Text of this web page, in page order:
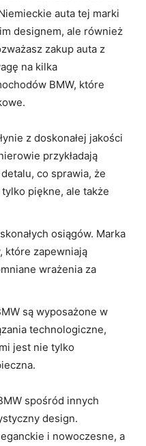
auta tej marki
designem, ale również
zakup auta z⁢
na kilka
BMW, które
z doskonałej jakości
przykładają
co sprawia, że
piękne, ale także
osiągów. Marka
które ​zapewniają
wrażenia za
są ‍wyposażone w
technologiczne,
jest nie‌ tylko
spośród innych‍
design.
i‌ nowoczesne, a